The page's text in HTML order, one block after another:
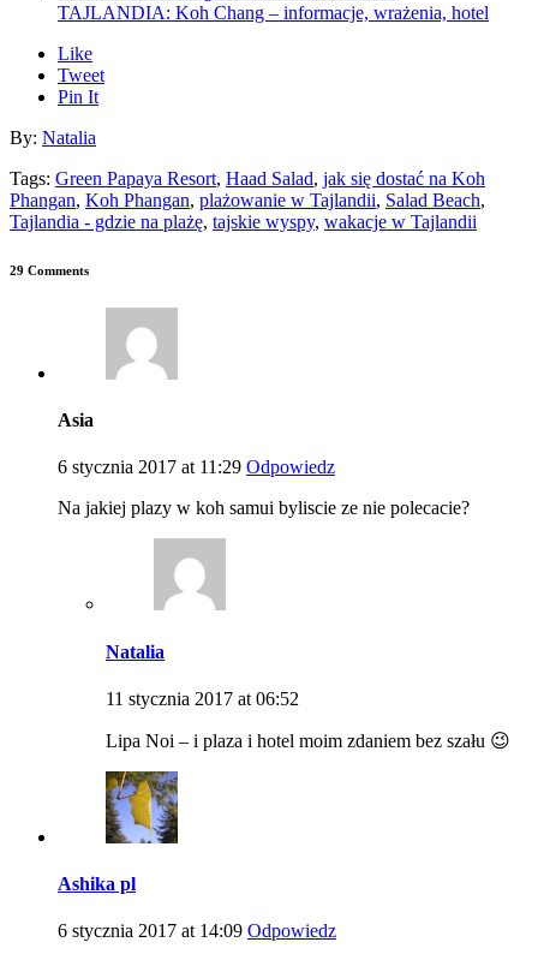
TAJLANDIA: Koh Chang – informacje, wrażenia, hotel
Like
Tweet
Pin It
By: Natalia
Tags: Green Papaya Resort, Haad Salad, jak się dostać na Koh
Phangan, Koh Phangan, plażowanie w Tajlandii, Salad Beach,
Tajlandia - gdzie na plażę, tajskie wyspy, wakacje w Tajlandii
29 Comments
Asia
6 stycznia 2017 at 11:29 Odpowiedz
Na jakiej plazy w koh samui byliscie ze nie polecacie?
Natalia
11 stycznia 2017 at 06:52
Lipa Noi – i plaza i hotel moim zdaniem bez szału 😉
Ashika pl
6 stycznia 2017 at 14:09 Odpowiedz